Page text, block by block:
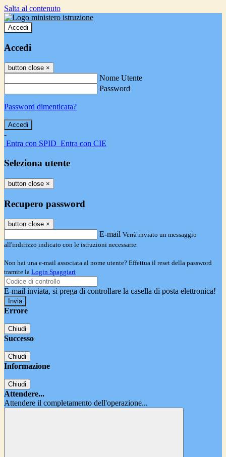
Salta al contenuto
Accedi
Accedi
button close ×
Nome Utente
Password
Password dimenticata?
-
Entra con SPID Entra con CIE
Seleziona utente
button close ×
Recupero password
button close ×
E-mail Verrà inviato un messaggio
all'indirizzo indicato con le istruzioni necessarie.
Non hai una e-mail associata al nome utente? Effettua il reset della password
tramite la Login Spaggiari
E-mail inviata, si prega di controllare la casella di posta elettronica!
Errore
Chiudi
Successo
Chiudi
Informazione
Chiudi
Attendere...
Attendere il completamento dell'operazione...